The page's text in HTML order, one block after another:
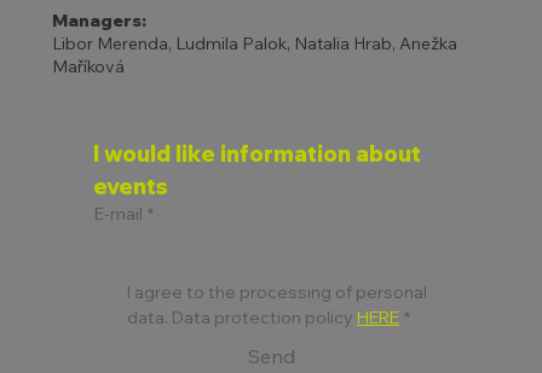
Managers:
Libor Merenda, Ludmila Palok, Natalia Hrab, Anežka
Maříková
I would like information about
events
E-mail *
I agree to the processing of personal
data. Data protection policy HERE *
Send